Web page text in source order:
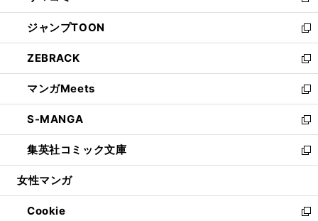
開
く
ウ
で
開
く
ン
ド
ウ
で
開
く
ウ
ィ
ン
ド
ウ
で
開
く
し
い
ウ
ィ
ン
ド
ウ
で
開
く
ジャンプTOON
新
し
い
ウ
ィ
ン
ド
ウ
で
開
ZEBRACK
新
し
い
ウ
ィ
ン
ド
ウ
開
く
マンガMeets
新
し
い
ウ
ィ
ン
ウ
で
S-MANGA
新
し
い
ウ
ン
ド
集英社コミック文庫
新
し
ウ
ィ
女性マンガ
Cookie
新